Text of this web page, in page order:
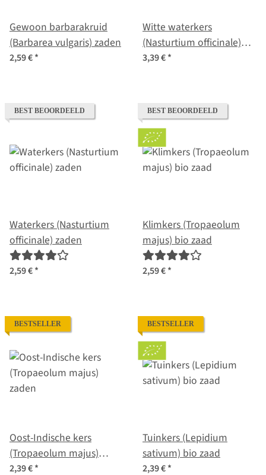
Gewoon barbarakruid
(Barbarea vulgaris) zaden
2,59 €*
Witte waterkers
(Nasturtium officinale)
bio zaad
3,39 €*
BEST BEOORDEELD
Waterkers (Nasturtium
officinale) zaden
2,59 €*
BEST BEOORDEELD
Klimkers (Tropaeolum
majus) bio zaad
2,59 €*
BESTSELLER
Oost-Indische kers
(Tropaeolum majus)
zaden
2,39 €*
BESTSELLER
Tuinkers (Lepidium
sativum) bio zaad
2,39 €*